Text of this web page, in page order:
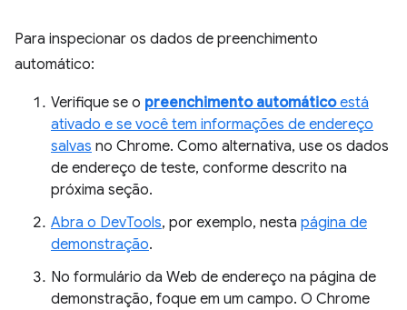
Para inspecionar os dados de preenchimento
automático:
Verifique se o preenchimento automáticoestá
ativado e se você tem informações de endereço
salvas no Chrome. Como alternativa, use os dados
de endereço de teste, conforme descrito na
próxima seção.
Abra o DevTools, por exemplo, nesta página de
demonstração.
No formulário da Web de endereço na página de
demonstração, foque em um campo. O Chrome